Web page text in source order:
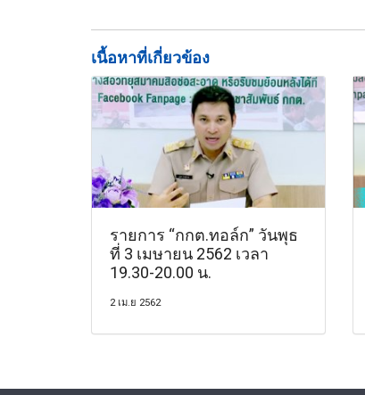
เนื้อหาที่เกี่ยวข้อง
รายการ “กกต.ทอล์ก” วันพุธ
ที่ 3 เมษายน 2562 เวลา
19.30-20.00 น.
2 เม.ย 2562